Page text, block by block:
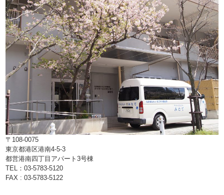
〒108-0075
東京都港区港南4-5-3
都営港南四丁目アパート3号棟
TEL：03-5783-5120
FAX : 03-5783-5122